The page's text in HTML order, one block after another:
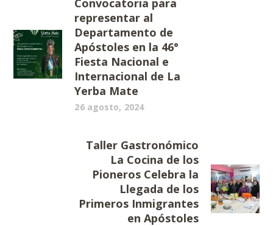
Convocatoria para
representar al
Departamento de
Apóstoles en la 46°
Fiesta Nacional e
Internacional de La
Yerba Mate
26 agosto, 2024
Taller Gastronómico
La Cocina de los
Pioneros Celebra la
Llegada de los
Primeros Inmigrantes
en Apóstoles